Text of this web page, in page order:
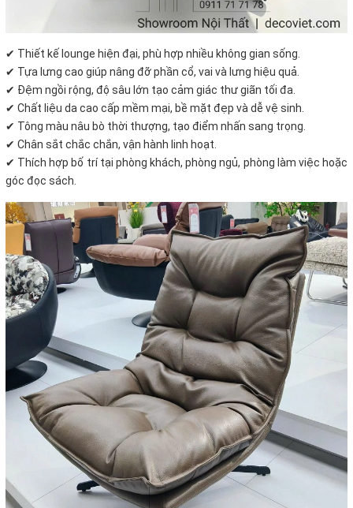
✔ Thiết kế lounge hiện đại, phù hợp nhiều không gian sống.
✔ Tựa lưng cao giúp nâng đỡ phần cổ, vai và lưng hiệu quả.
✔ Đệm ngồi rộng, độ sâu lớn tạo cảm giác thư giãn tối đa.
✔ Chất liệu da cao cấp mềm mại, bề mặt đẹp và dễ vệ sinh.
✔ Tông màu nâu bò thời thượng, tạo điểm nhấn sang trọng.
✔ Chân sắt chắc chắn, vận hành linh hoạt.
✔ Thích hợp bố trí tại phòng khách, phòng ngủ, phòng làm việc hoặc
góc đọc sách.